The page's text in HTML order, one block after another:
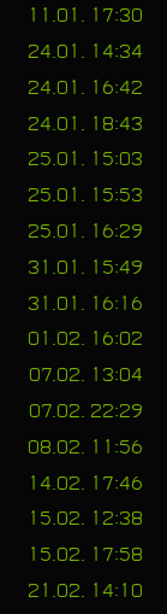
11.01. 17:30
24.01. 14:34
24.01. 16:42
24.01. 18:43
25.01. 15:03
25.01. 15:53
25.01. 16:29
31.01. 15:49
31.01. 16:16
01.02. 16:02
07.02. 13:04
07.02. 22:29
08.02. 11:56
14.02. 17:46
15.02. 12:38
15.02. 17:58
21.02. 14:10